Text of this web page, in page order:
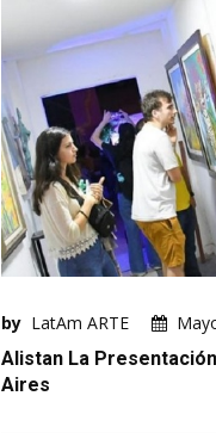
by LatAm ARTE
Alistan La
Aires